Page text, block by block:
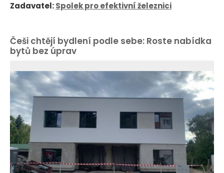
Zadavatel:Spolek pro efektivní železnici
Češi chtějí bydlení podle sebe: Roste nabídka
bytů bez úprav